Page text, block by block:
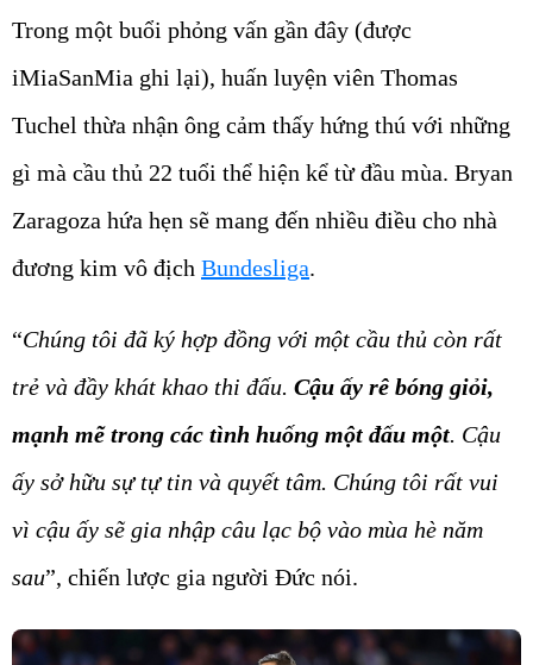
Trong một buổi phỏng vấn gần đây (được
iMiaSanMia ghi lại), huấn luyện viên Thomas
Tuchel thừa nhận ông cảm thấy hứng thú với những
gì mà cầu thủ 22 tuổi thể hiện kể từ đầu mùa. Bryan
Zaragoza hứa hẹn sẽ mang đến nhiều điều cho nhà
đương kim vô địch Bundesliga.
“Chúng tôi đã ký hợp đồng với một cầu thủ còn rất
trẻ và đầy khát khao thi đấu. Cậu ấy rê bóng giỏi,
mạnh mẽ trong các tình huống một đấu một. Cậu
ấy sở hữu sự tự tin và quyết tâm. Chúng tôi rất vui
vì cậu ấy sẽ gia nhập câu lạc bộ vào mùa hè năm
sau”, chiến lược gia người Đức nói.